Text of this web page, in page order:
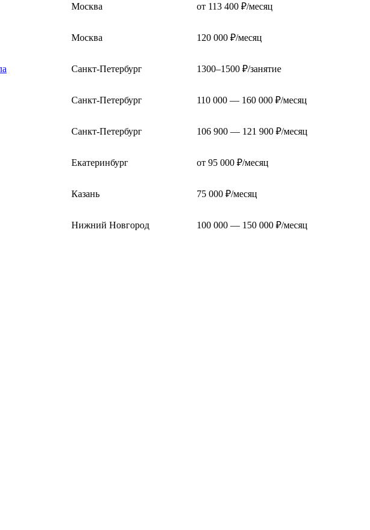
Москва от 113 400 ₽/месяц
Москва 120 000 ₽/месяц
Санкт-Петербург 1300–1500 ₽/занятие
Санкт-Петербург 110 000 — 160 000 ₽/месяц
Санкт-Петербург 106 900 — 121 900 ₽/месяц
Екатеринбург от 95 000 ₽/месяц
Казань 75 000 ₽/месяц
Нижний Новгород 100 000 — 150 000 ₽/месяц